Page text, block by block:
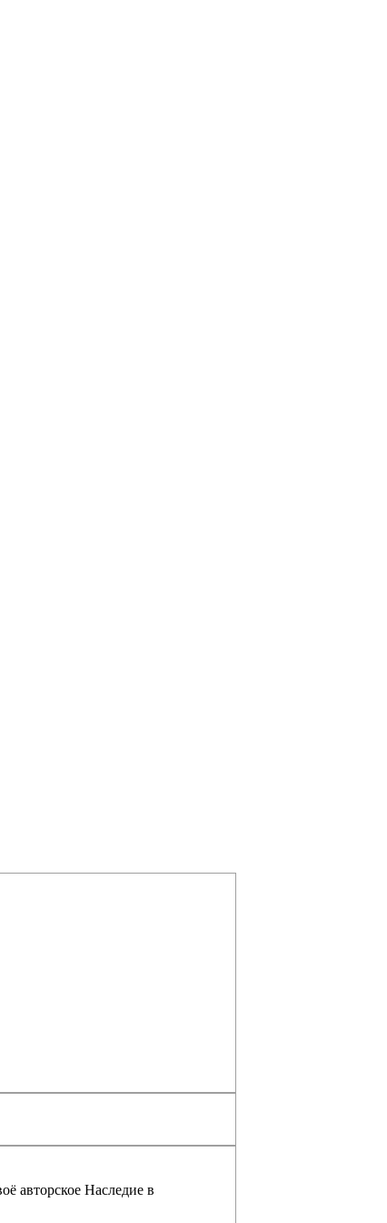
авторское Наследие в